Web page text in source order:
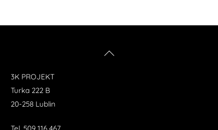
Back
3K PROJEKT
Turka 222 B
20-258 Lublin